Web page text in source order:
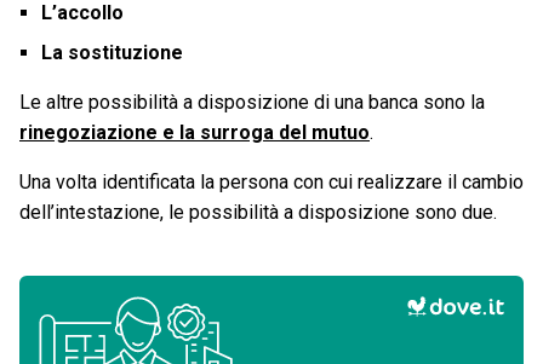
L’accollo
La sostituzione
Le altre possibilità a disposizione di una banca sono la
rinegoziazione e la surroga del mutuo.
Una volta identificata la persona con cui realizzare il cambio
dell’intestazione, le possibilità a disposizione sono due.